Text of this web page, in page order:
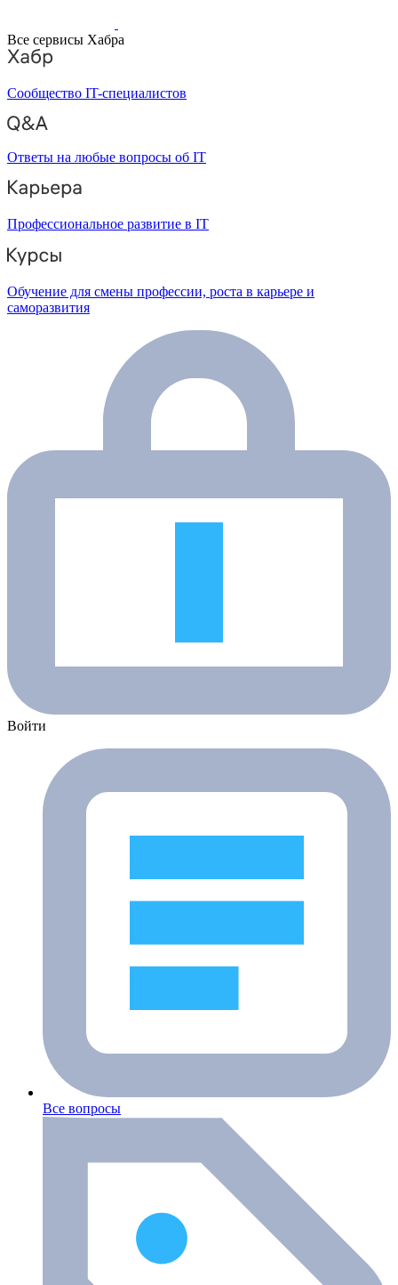
Все сервисы Хабра
Сообщество IT-специалистов
Ответы на любые вопросы об IT
Профессиональное развитие в IT
Обучение для смены профессии, роста в карьере и
саморазвития
Войти
Все вопросы